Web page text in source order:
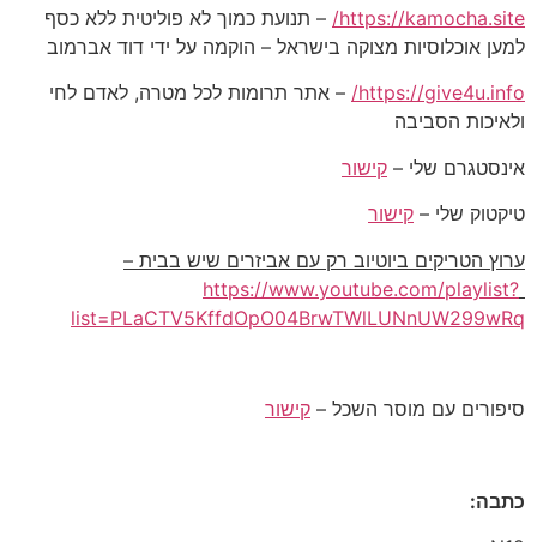
https://kamocha.site/ – תנועת כמוך לא פוליטית ללא כסף
למען אוכלוסיות מצוקה בישראל – הוקמה על ידי דוד אברמוב
https://give4u.info/ – אתר תרומות לכל מטרה, לאדם לחי
ולאיכות הסביבה
אינסטגרם שלי – קישור
טיקטוק שלי – קישור
ערוץ הטריקים ביוטיוב רק עם אביזרים שיש בבית –
https://www.youtube.com/playlist?
list=PLaCTV5KffdOpO04BrwTWlLUNnUW299wRq
סיפורים עם מוסר השכל – קישור
כתבה: